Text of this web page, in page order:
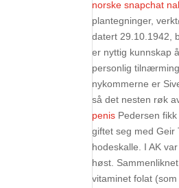
norske snapchat
plantegninger,
datert 29.10.1942,
er nyttig kunnskap
personlig
nykommerne er
så det nesten røk
penis Pedersen
giftet seg med Geir
hodeskalle. I AK
høst.
vitaminet folat